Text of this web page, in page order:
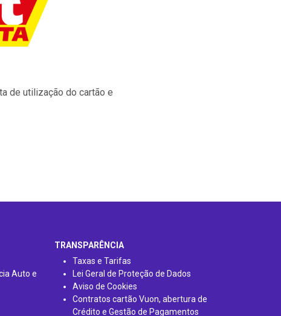
de utilização do cartão e
Auto e
TRANSPARÊNCIA
Taxas e Tarifas
Lei Geral de Proteção de Dados
Aviso de Cookies
Contratos cartão Vuon, abertura de
Crédito e Gestão de Pagamentos